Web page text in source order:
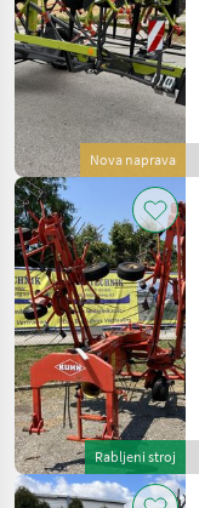
Nova naprava
Rabljeni stroj